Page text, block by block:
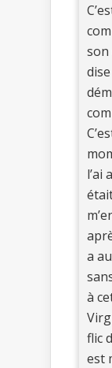
son
l’ai
a
à
flic
est